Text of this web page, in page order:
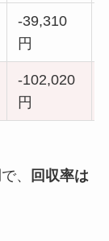
-39,310
円
-102,020
円
で、
回収率は